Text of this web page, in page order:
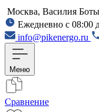
Москва, Василия
Ежедневно с 08:00
info@pikenergo.ru
Меню
Сравнение